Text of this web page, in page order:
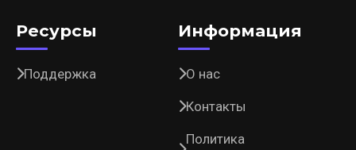
Ресурсы
Поддержка
Информация
О нас
Контакты
Политика